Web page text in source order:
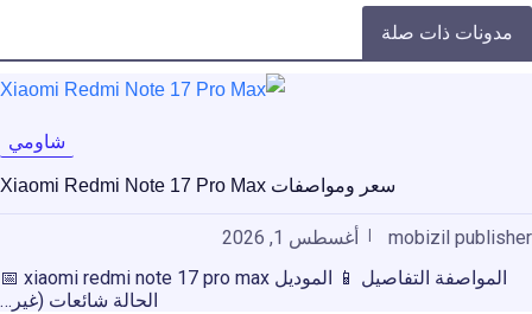
مدونات ذات صلة
شاومي
سعر ومواصفات Xiaomi Redmi Note 17 Pro Max
mobizil publisher
أغسطس 1, 2026
المواصفة التفاصيل 📱 الموديل xiaomi redmi note 17 pro max 📅
الحالة شائعات (غير…